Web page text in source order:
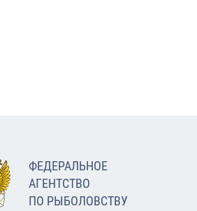
ФЕДЕРАЛЬНОЕ
АГЕНТСТВО
ПО РЫБОЛОВСТВУ